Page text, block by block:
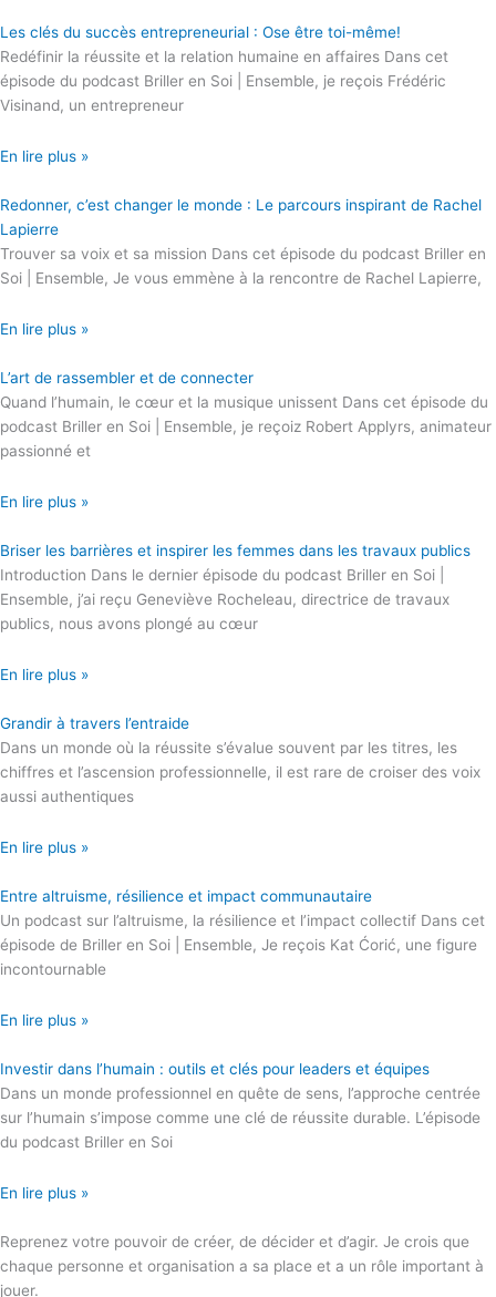
Les clés du succès entrepreneurial : Ose être toi-même!
Redéfinir la réussite et la relation humaine en affaires Dans cet
épisode du podcast Briller en Soi | Ensemble, je reçois Frédéric
Visinand, un entrepreneur
En lire plus »
Redonner, c’est changer le monde : Le parcours inspirant de Rachel
Lapierre
Trouver sa voix et sa mission Dans cet épisode du podcast Briller en
Soi | Ensemble, Je vous emmène à la rencontre de Rachel Lapierre,
En lire plus »
L’art de rassembler et de connecter
Quand l’humain, le cœur et la musique unissent Dans cet épisode du
podcast Briller en Soi | Ensemble, je reçoiz Robert Applyrs, animateur
passionné et
En lire plus »
Briser les barrières et inspirer les femmes dans les travaux publics
Introduction Dans le dernier épisode du podcast Briller en Soi |
Ensemble, j’ai reçu Geneviève Rocheleau, directrice de travaux
publics, nous avons plongé au cœur
En lire plus »
Grandir à travers l’entraide
Dans un monde où la réussite s’évalue souvent par les titres, les
chiffres et l’ascension professionnelle, il est rare de croiser des voix
aussi authentiques
En lire plus »
Entre altruisme, résilience et impact communautaire
Un podcast sur l’altruisme, la résilience et l’impact collectif Dans cet
épisode de Briller en Soi | Ensemble, Je reçois Kat Ćorić, une figure
incontournable
En lire plus »
Investir dans l’humain : outils et clés pour leaders et équipes
Dans un monde professionnel en quête de sens, l’approche centrée
sur l’humain s’impose comme une clé de réussite durable. L’épisode
du podcast Briller en Soi
En lire plus »
Reprenez votre pouvoir de créer, de décider et d’agir. Je crois que
chaque personne et organisation a sa place et a un rôle important à
jouer.